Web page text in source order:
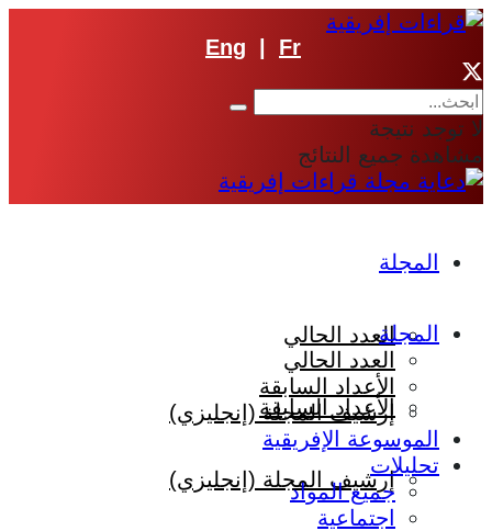
Eng Fr
لا توجد نتيجة
مشاهدة جميع النتائج
المجلة
العدد الحالي
الأعداد السابقة
إرشيف المجلة (إنجليزي)
المجلة
العدد الحالي
الأعداد السابقة
إرشيف المجلة (إنجليزي)
الموسوعة الإفريقية
تحليلات
جميع المواد
اجتماعية